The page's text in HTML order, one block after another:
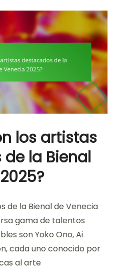
los artistas
la Bienal
de la Bienal de Venecia
gama de talentos
son Yoko Ono, Ai
cada uno conocido por
al arte